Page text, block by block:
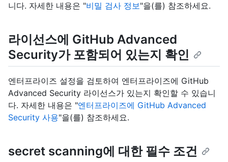
니다. 자세한 내용은 "비밀 검사 정보"을(를) 참조하세요.
라이선스에 GitHub Advanced
Security가 포함되어 있는지 확인
엔터프라이즈 설정을 검토하여 엔터프라이즈에 GitHub
Advanced Security 라이선스가 있는지 확인할 수 있습니
다. 자세한 내용은 "엔터프라이즈에 GitHub Advanced
Security 사용"을(를) 참조하세요.
secret scanning에 대한 필수 조건